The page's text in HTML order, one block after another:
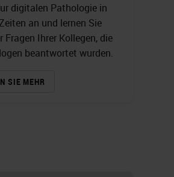
digitalen Pathologie in
an und lernen Sie
Fragen Ihrer Kollegen, die
beantwortet wurden.
SIE MEHR